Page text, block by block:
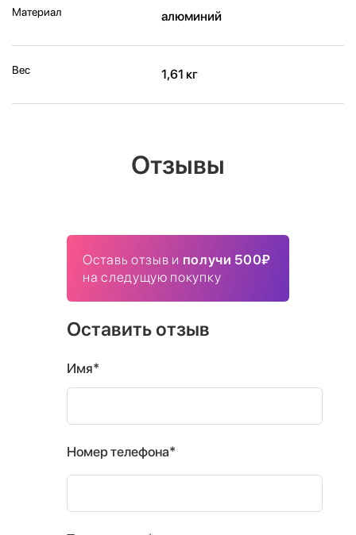
Материал алюминий
Вес 1,61 кг
Отзывы
Оставь отзыв и получи 500₽
на следущую покупку
Оставить отзыв
Имя*
Номер телефона*